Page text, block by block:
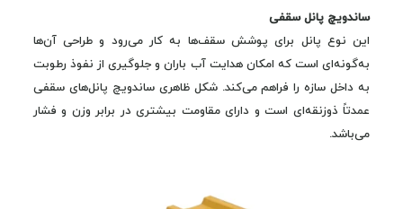
ساندویچ پانل سقفی
این نوع پانل برای پوشش سقف‌ها به کار می‌رود و طراحی آن‌ها
به‌گونه‌ای است که امکان هدایت آب باران و جلوگیری از نفوذ رطوبت
به داخل سازه را فراهم می‌کند. شکل ظاهری ساندویچ پانل‌های سقفی
عمدتاً ذوزنقه‌ای است و دارای مقاومت بیشتری در برابر وزن و فشار
می‌باشد.